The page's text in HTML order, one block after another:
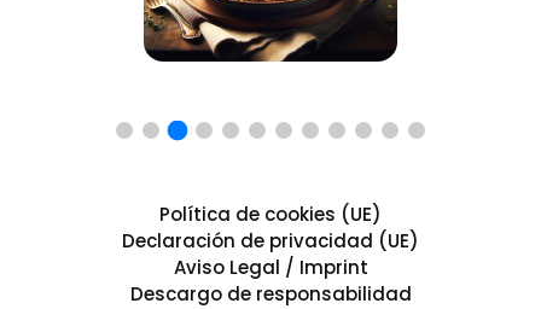
Política de cookies (UE)
Declaración de privacidad (UE)
Aviso Legal / Imprint
Descargo de responsabilidad